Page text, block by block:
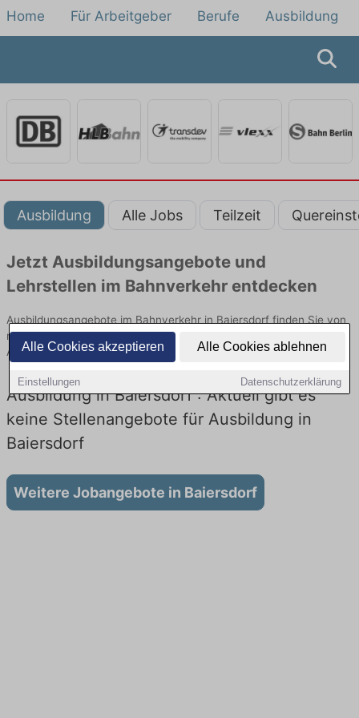
Alle Cookies akzeptieren Alle Cookies ablehnen
Einstellungen Datenschutzerklärung
Home Für Arbeitgeber Berufe Ausbildung
Ausbildung Alle Jobs Teilzeit
Jetzt Ausbildungsangebote und
Lehrstellen im Bahnverkehr entdecken
Ausbildungsangebote im Bahnverkehr in Baiersdorf finden Sie von
namhaften Firmen. Entdecken Sie freie Optionen von Top-
Arbeitgebern und bewerben Sie sich noch heute.
Ausbildung in Baiersdorf : Aktuell gibt es
keine Stellenangebote für Ausbildung in
Baiersdorf
Weitere Jobangebote in Baiersdorf